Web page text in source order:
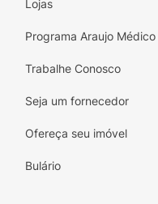
Lojas
Programa Araujo Médico
Trabalhe Conosco
Seja um fornecedor
Ofereça seu imóvel
Bulário